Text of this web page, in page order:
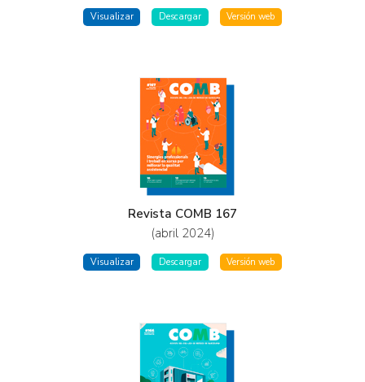
Visualizar Descargar Versión web
Revista COMB 167
(abril 2024)
Visualizar Descargar Versión web